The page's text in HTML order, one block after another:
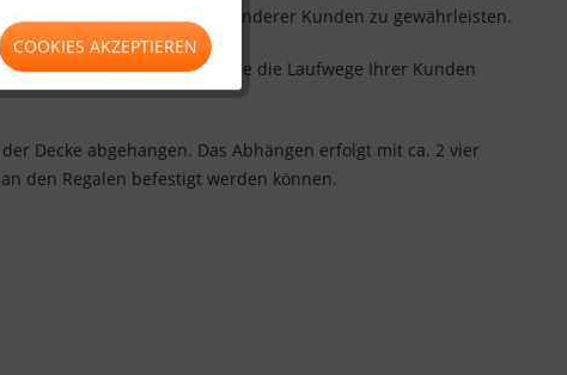
Ablauf des Einkaufens anderer Kunden zu gewährleisten.
gesperrt. Dadurch können Sie die Laufwege Ihrer Kunden
Decke abgehangen. Das Abhängen erfolgt mit ca. 2 vier
den Regalen befestigt werden können.
COOKIES AKZEPTIEREN